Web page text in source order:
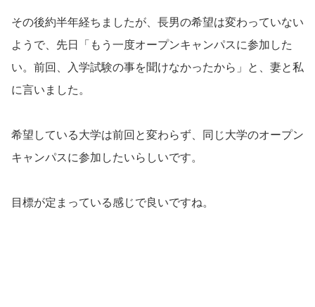
その後約半年経ちましたが、長男の希望は変わっていない
ようで、先日「もう一度オープンキャンパスに参加した
い。前回、入学試験の事を聞けなかったから」と、妻と私
に言いました。
希望している大学は前回と変わらず、同じ大学のオープン
キャンパスに参加したいらしいです。
目標が定まっている感じで良いですね。